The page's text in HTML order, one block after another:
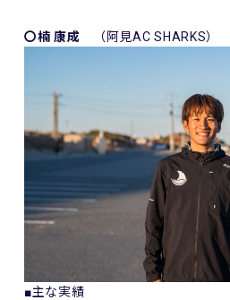
〇楠 康成 （阿見AC SHARKS）
■主な実績